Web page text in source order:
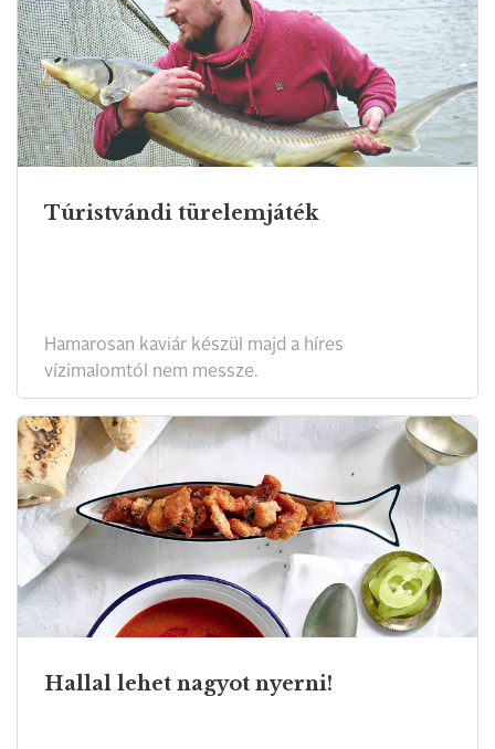
Túristvándi türelemjáték
Hamarosan kaviár készül majd a híres
vízimalomtól nem messze.
Hallal lehet nagyot nyerni!